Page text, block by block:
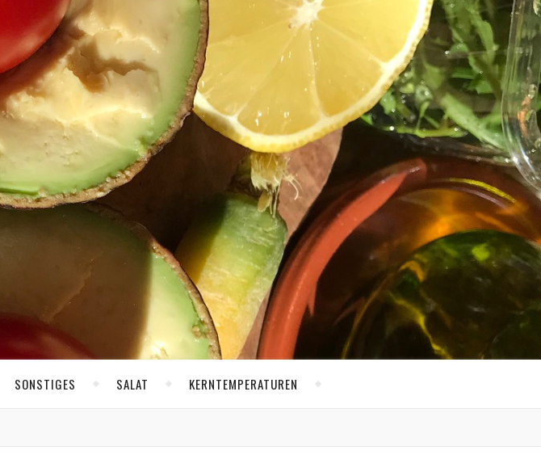
SONSTIGES SALAT KERNTEMPERATUREN